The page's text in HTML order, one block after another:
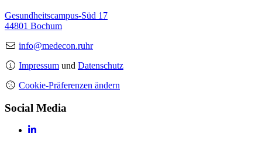
Gesundheitscampus-Süd 17
44801 Bochum
info@medecon.ruhr
Impressum und Datenschutz
Cookie-Präferenzen ändern
Social Media